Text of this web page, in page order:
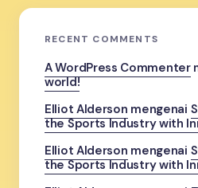
RECENT COMMENTS
A WordPress Commenter
world!
Elliot Alderson mengenai
the Sports Industry with
Elliot Alderson mengenai
the Sports Industry with